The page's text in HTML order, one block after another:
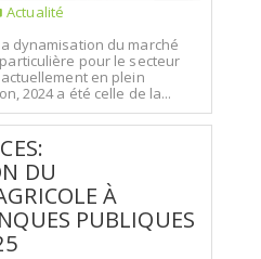
Actualité
dynamisation du marché
pour le secteur
en plein
2024 a été celle de la...
DU
À
PUBLIQUES